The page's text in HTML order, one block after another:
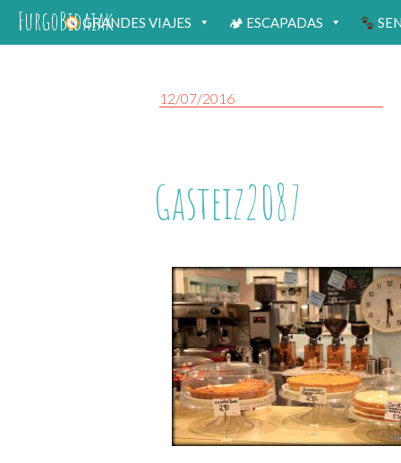
FurgoBidaiakGRANDES VIAJES 🏕 ESCAPADAS
12/07/2016
Gasteiz2087